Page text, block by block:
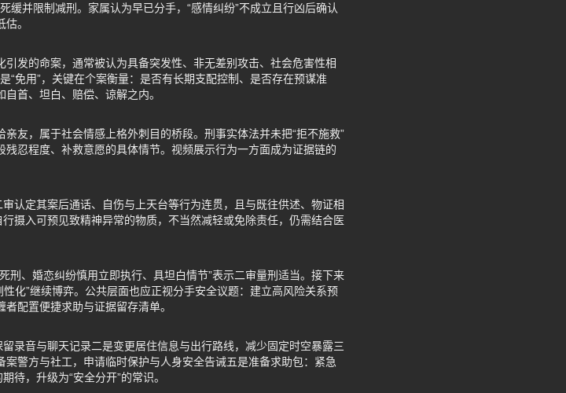
缓并限制减刑。家属认为早已分手，“感情纠纷”不成立且行凶后确认
。
发的命案，通常被认为具备突发性、非无差别攻击、社会危害性相
“免用”，关键在个案衡量：是否有长期支配控制、是否存在预谋准
首、坦白、赔偿、谅解之内。
友，属于社会情感上格外刺目的桥段。刑事实体法并未把“拒不施救”
忍程度、补救意愿的具体情节。视频展示行为一方面成为证据链的
认定其案后通话、自伤与上天台等行为连贯，且与既往供述、物证相
摄入可预见致精神异常的物质，不当然减轻或免除责任，仍需结合医
刑、婚恋纠纷慎用立即执行、具坦白情节”表示二审量刑适当。接下来
性化”继续博弈。公共层面也应正视分手安全议题：建立高风险关系预
配置便捷求助与证据留存清单。
录音与聊天记录二是变更居住信息与出行路线，减少固定时空暴露三
警方与社工，申请临时保护与人身安全告诫五是准备求助包：紧急
待，升级为“安全分开”的常识。